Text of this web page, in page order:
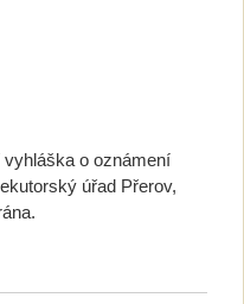
o oznámení
úřad Přerov,